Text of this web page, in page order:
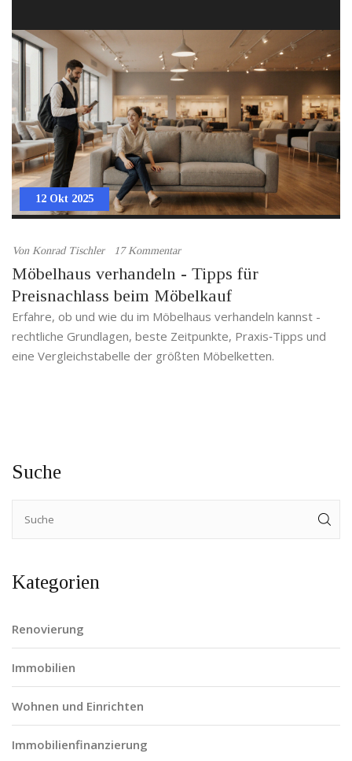
12 Okt 2025
Von Konrad Tischler 17 Kommentar
Möbelhaus verhandeln - Tipps für
Preisnachlass beim Möbelkauf
Erfahre, ob und wie du im Möbelhaus verhandeln kannst -
rechtliche Grundlagen, beste Zeitpunkte, Praxis‑Tipps und
eine Vergleichstabelle der größten Möbelketten.
Suche
Kategorien
Renovierung
Immobilien
Wohnen und Einrichten
Immobilienfinanzierung